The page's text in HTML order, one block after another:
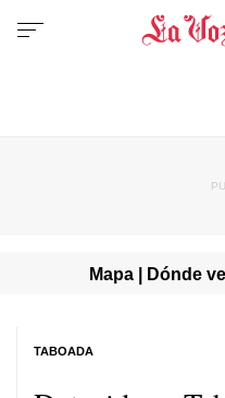
Mapa | Dónde
TABOADA